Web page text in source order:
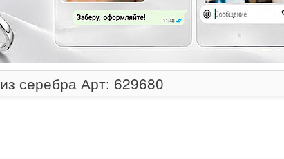
серебра Арт: 629680